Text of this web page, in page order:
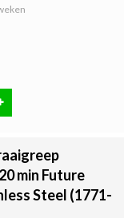
min Future
Steel (1771-